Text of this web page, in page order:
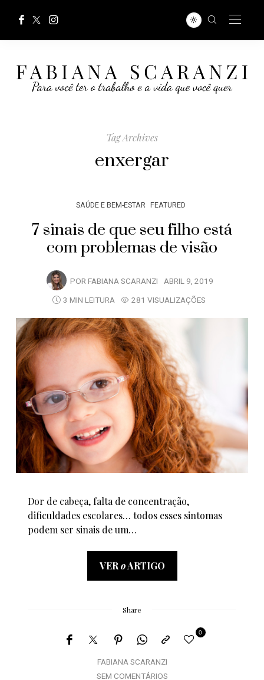
Tag Archives
enxergar
SAÚDE E BEM-ESTAR FEATURED
7 sinais de que seu filho está
com problemas de visão
POR FABIANA SCARANZI ABRIL 9, 2019
3 MIN LEITURA
281 VISUALIZAÇÕES
Dor de cabeça, falta de concentração,
dificuldades escolares… todos esses sintomas
podem ser sinais de um…
VER oARTIGO
Share
FABIANA SCARANZI
0
SEM COMENTÁRIOS